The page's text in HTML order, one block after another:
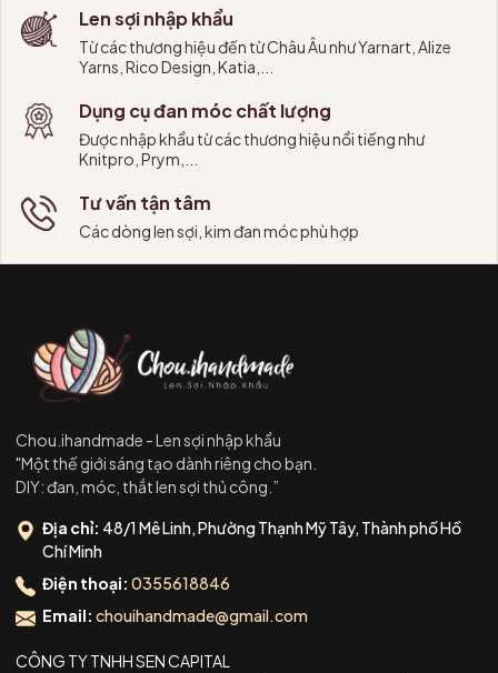
Len sợi nhập khẩu
Từ các thương hiệu đến từ Châu Âu như Yarnart, Alize
Yarns, Rico Design, Katia,...
Dụng cụ đan móc chất lượng
Được nhập khẩu từ các thương hiệu nổi tiếng như
Knitpro, Prym,...
Tư vấn tận tâm
Các dòng len sợi, kim đan móc phù hợp
Chou.ihandmade - Len sợi nhập khẩu
"Một thế giới sáng tạo dành riêng cho bạn.
DIY: đan, móc, thắt len sợi thủ công.”
Địa chỉ: 48/1 Mê Linh, Phường Thạnh Mỹ Tây, Thành phố Hồ
Chí Minh
Điện thoại: 0355618846
Email: chouihandmade@gmail.com
CÔNG TY TNHH SEN CAPITAL